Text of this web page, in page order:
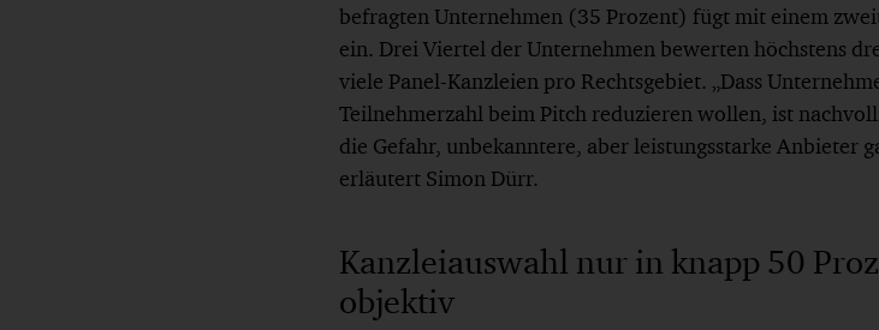
befragten Unternehmen (35 Prozent) fügt mit einem
ein. Drei Viertel der Unternehmen bewerten höchstens
viele Panel-Kanzleien pro Rechtsgebiet. „Dass
Teilnehmerzahl beim Pitch reduzieren wollen, ist
die Gefahr, unbekanntere, aber leistungsstarke Anbieter
erläutert Simon Dürr.
Kanzleiauswahl nur in knapp 50
objektiv